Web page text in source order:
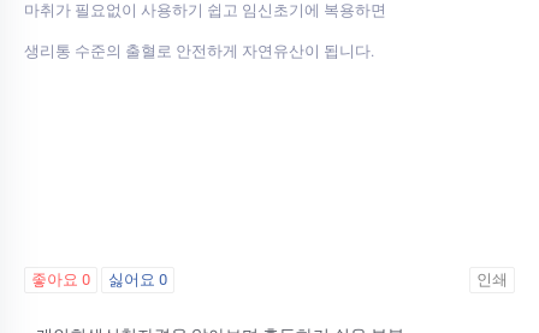
마취가 필요없이 사용하기 쉽고 임신초기에 복용하면
생리통 수준의 출혈로 안전하게 자연유산이 됩니다.
좋아요 0 싫어요 0 인쇄